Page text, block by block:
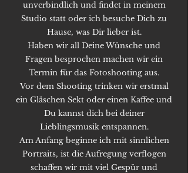
unverbindlich und findet in meinem
Studio statt oder ich besuche Dich zu
Hause, was Dir lieber ist.
Haben wir all Deine Wünsche und
Fragen besprochen machen wir ein
Termin für das Fotoshooting aus.
Vor dem Shooting trinken wir erstmal
ein Gläschen Sekt oder einen Kaffee und
Du kannst dich bei deiner
Lieblingsmusik entspannen.
Am Anfang beginne ich mit sinnlichen
Portraits, ist die Aufregung verflogen
schaffen wir mit viel Gespür und